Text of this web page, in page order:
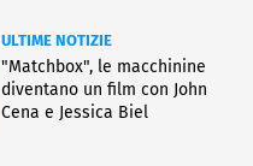
ULTIME NOTIZIE
"Matchbox", le macchinine
diventano un film con John
Cena e Jessica Biel